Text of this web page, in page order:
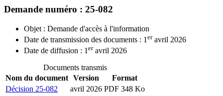
Demande numéro : 25-082
Objet : Demande d'accès à l'information
Date de transmission des documents : 1 eravril 2026
Date de diffusion : 1eravril 2026
Documents transmis
Nom du document Version
Format
Décision 25-082
avril 2026 PDF 348 Ko